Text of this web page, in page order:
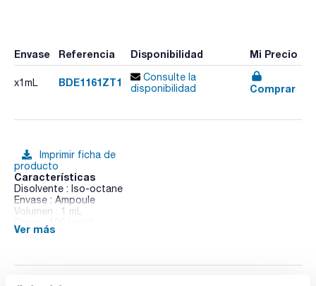
Envase Referencia Disponibilidad Mi Precio
x1mL BDE1161ZT1
Consulte la
disponibilidad
Comprar
Imprimir ficha de
producto
Características
Disolvente : Iso-octane
Envase : Ampoule
Volumen : 1 mL
CAS : [189084-65-9]
Ver más